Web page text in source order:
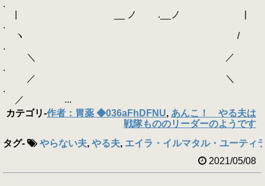
.
| ゝ __ ノ ゝ.__ノ |
.
ヽ /
.
＼ ／
.
／ ＼
.
／ ...
カテゴリ-作者：胃薬 ◆036aFhDFNU, あんこ！ やる夫は
戦隊もののリーダーのようです
タグ- やらない夫, やる夫, エイラ・イルマタル・ユーティ
2021/05/08